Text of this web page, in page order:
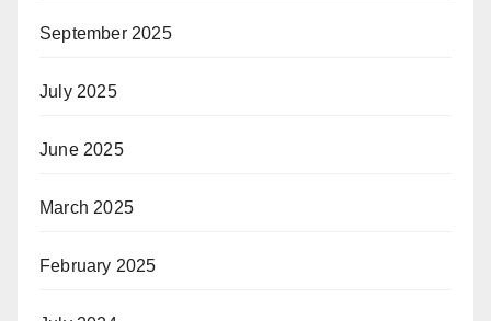
September 2025
July 2025
June 2025
March 2025
February 2025